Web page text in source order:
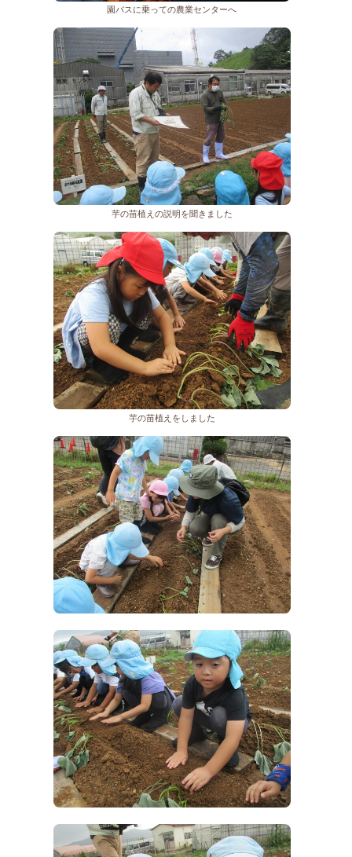
園バスに乗っての農業センターへ
芋の苗植えの説明を聞きました
芋の苗植えをしました